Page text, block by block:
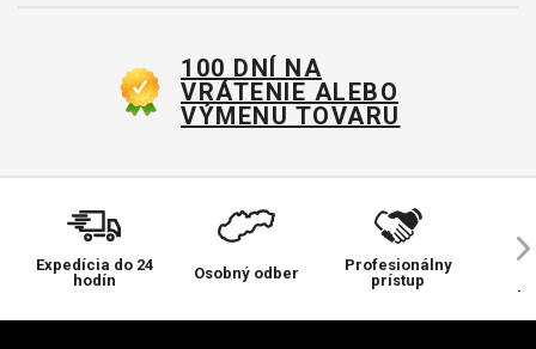
100 DNÍ NA
VRÁTENIE ALEBO
VÝMENU TOVARU
Expedícia do 24
hodín
Osobný odber
Profesionálny
prístup